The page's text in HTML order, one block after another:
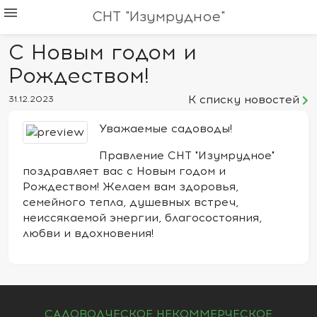
menu СНТ "Изумрудное"
С Новым годом и
Рождеством!
31.12.2023
К списку новостей
Уважаемые садоводы!
Правление СНТ "Изумрудное"
поздравляет вас с Новым годом и
Рождеством! Желаем вам здоровья,
семейного тепла, душевных встреч,
неиссякаемой энергии, благосостояния,
любви и вдохновения!